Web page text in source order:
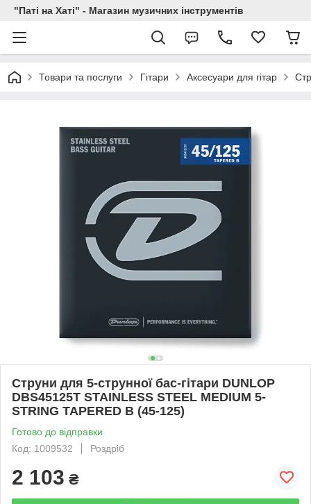
"Паті на Хаті" - Магазин музичних інструментів
Товари та послуги Гітари Аксесуари для гітар
Струни для 5-струнної бас-гітари DUNLOP
DBS45125T STAINLESS STEEL MEDIUM 5-
STRING TAPERED B (45-125)
Готово до відправки
Код: 1009532
Роздріб
2 103 ₴